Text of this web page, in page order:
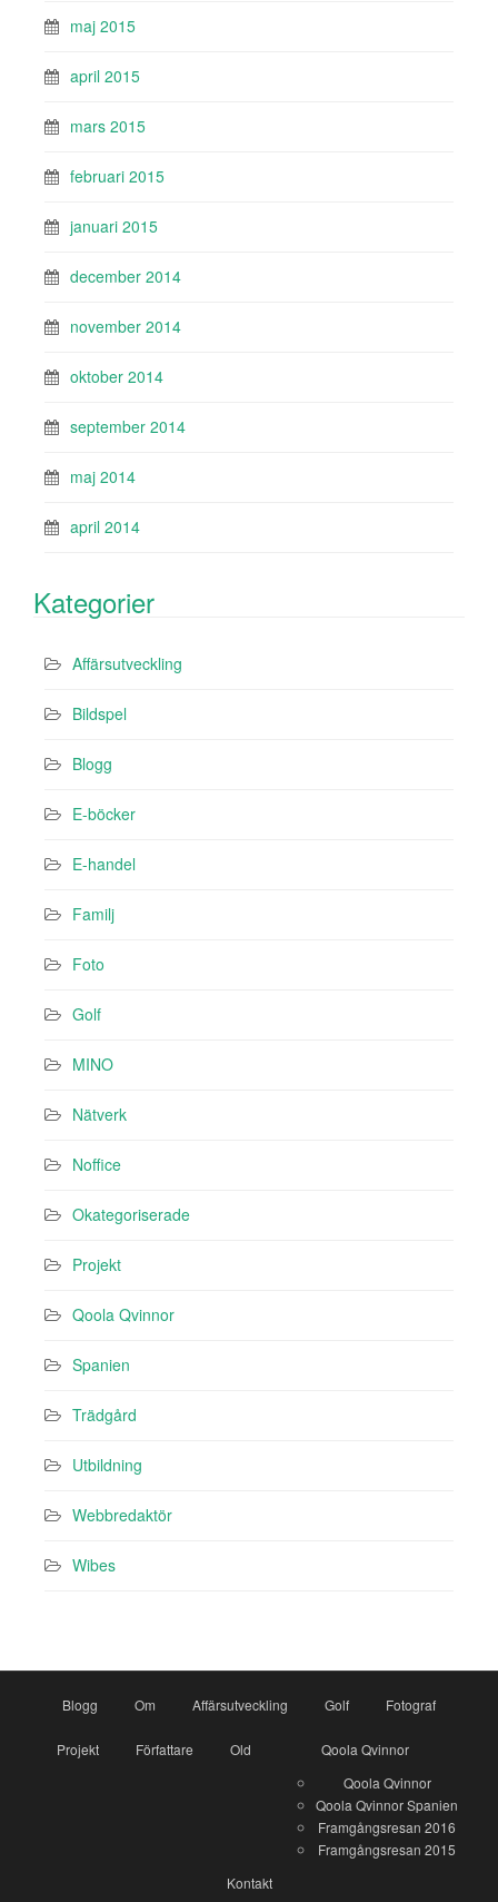
maj 2015
april 2015
mars 2015
februari 2015
januari 2015
december 2014
november 2014
oktober 2014
september 2014
maj 2014
april 2014
Kategorier
Affärsutveckling
Bildspel
Blogg
E-böcker
E-handel
Familj
Foto
Golf
MINO
Nätverk
Noffice
Okategoriserade
Projekt
Qoola Qvinnor
Spanien
Trädgård
Utbildning
Webbredaktör
Wibes
Blogg Om Affärsutveckling Golf Fotograf
Projekt Författare Old
Qoola Qvinnor
Qoola Qvinnor
Qoola Qvinnor Spanien
Framgångsresan 2016
Framgångsresan 2015
Kontakt